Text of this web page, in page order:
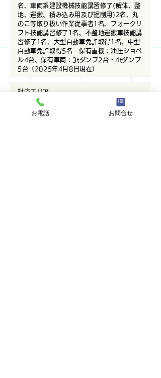
名、車両系建設機械技能講習修了(解体、整
地、運搬、積み込み用及び掘削用)2名、丸
のこ等取り扱い作業従事者1名、フォークリ
フト技能講習修了1名、不整地運搬車技能講
習修了1名、大型自動車免許取得1名、中型
自動車免許取得5名 保有重機：油圧ショベ
ル4台、保有車両：3tダンプ2台・4tダンプ
5台（2025年4月8日現在）
対応エリア
埼玉県、東京都、千葉県、神奈川県
お電話 お問合せ